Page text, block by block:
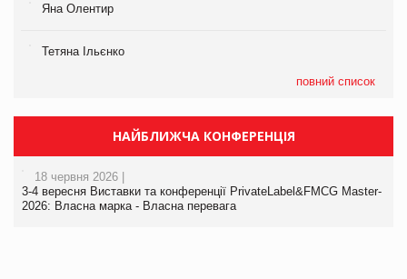
Яна Олентир
Тетяна Ільєнко
повний список
НАЙБЛИЖЧА КОНФЕРЕНЦІЯ
18 червня 2026 |
3-4 вересня Виставки та конференції PrivateLabel&FMCG Master-
2026: Власна марка - Власна перевага